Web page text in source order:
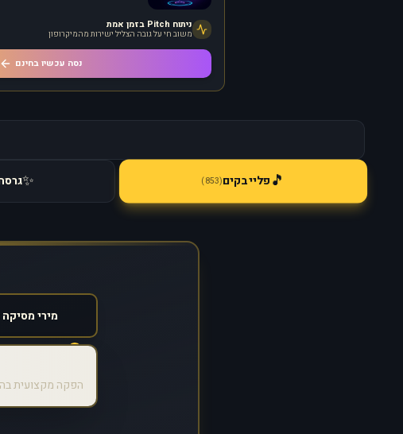
ניתוח Pitch בזמן אמת
משוב חי על גובה הצליל ישירות מהמיקרופון
נסה עכשיו בחינם
🎵פלייבקים(
853
)
✨
הפקה מקצועית